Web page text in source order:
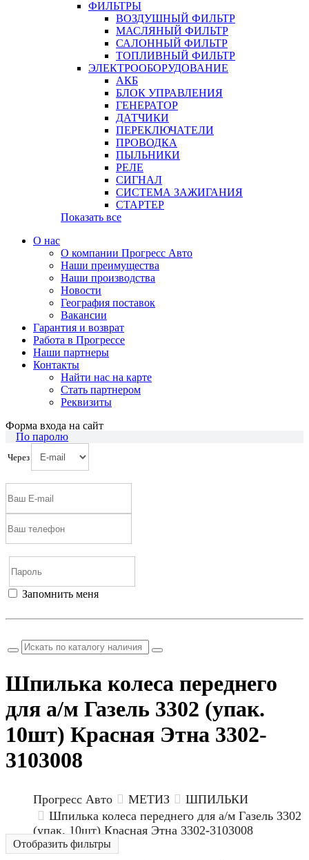
ФИЛЬТРЫ
ВОЗДУШНЫЙ ФИЛЬТР
МАСЛЯНЫЙ ФИЛЬТР
САЛОННЫЙ ФИЛЬТР
ТОПЛИВНЫЙ ФИЛЬТР
ЭЛЕКТРООБОРУДОВАНИЕ
АКБ
БЛОК УПРАВЛЕНИЯ
ГЕНЕРАТОР
ДАТЧИКИ
ПЕРЕКЛЮЧАТЕЛИ
ПРОВОДКА
ПЫЛЬНИКИ
РЕЛЕ
СИГНАЛ
СИСТЕМА ЗАЖИГАНИЯ
СТАРТЕР
Показать все
О нас
О компании Прогресс Авто
Наши преимущества
Наши производства
Новости
География поставок
Вакансии
Гарантия и возврат
Работа в Прогрессе
Наши партнеры
Контакты
Найти нас на карте
Cтать партнером
Реквизиты
Форма входа на сайт
По паролю
Через
Запомнить меня
Шпилька колеса переднего
для а/м Газель 3302 (упак.
10шт) Красная Этна 3302-
3103008
Прогресс Авто МЕТИЗ
ШПИЛЬКИ
Шпилька колеса переднего для а/м Газель 3302
(упак. 10шт) Красная Этна 3302-3103008
Отобразить фильтры